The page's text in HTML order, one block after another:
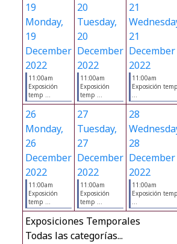
19
Monday,
19
December
2022
11:00am
Exposición
temp ...
20
Tuesday,
20
December
2022
11:00am
Exposición
temp ...
21
21
December
2022
11:00am
Exposición temp
...
26
Monday,
26
December
2022
11:00am
Exposición
temp ...
27
Tuesday,
27
December
2022
11:00am
Exposición
temp ...
28
28
December
2022
11:00am
Exposición temp
...
Exposiciones Temporales
Todas las categorías...